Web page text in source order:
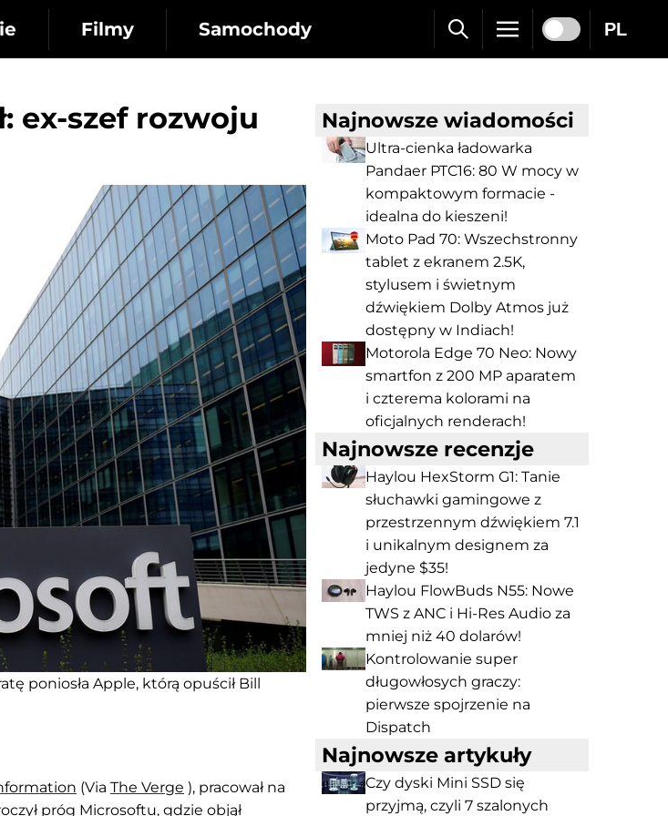
Filmy Samochody PL
ex-szef rozwoju
poniosła Apple, którą opuścił Bill
(Via The Verge ), pracował na
próg Microsoftu, gdzie objął
Najnowsze wiadomości
Ultra-cienka ładowarka
Pandaer PTC16: 80 W mocy w
kompaktowym formacie -
idealna do kieszeni!
Moto Pad 70: Wszechstronny
tablet z ekranem 2.5K,
stylusem i świetnym
dźwiękiem Dolby Atmos już
dostępny w Indiach!
Motorola Edge 70 Neo: Nowy
smartfon z 200 MP aparatem
i czterema kolorami na
oficjalnych renderach!
Najnowsze recenzje
Haylou HexStorm G1: Tanie
słuchawki gamingowe z
przestrzennym dźwiękiem 7.1
i unikalnym designem za
jedyne $35!
Haylou FlowBuds N55: Nowe
TWS z ANC i Hi-Res Audio za
mniej niż 40 dolarów!
Kontrolowanie super
długowłosych graczy:
pierwsze spojrzenie na
Dispatch
Najnowsze artykuły
Czy dyski Mini SSD się
przyjmą, czyli 7 szalonych